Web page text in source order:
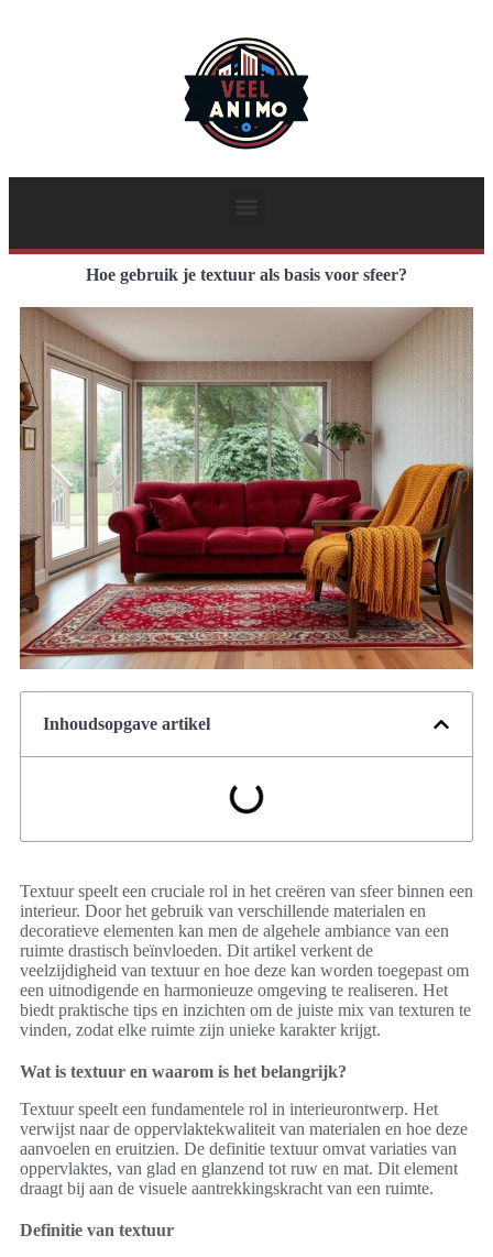
Hoe gebruik je textuur als basis voor sfeer?
Inhoudsopgave artikel
Textuur speelt een cruciale rol in het creëren van sfeer binnen een
interieur. Door het gebruik van verschillende materialen en
decoratieve elementen kan men de algehele ambiance van een
ruimte drastisch beïnvloeden. Dit artikel verkent de
veelzijdigheid van textuur en hoe deze kan worden toegepast om
een uitnodigende en harmonieuze omgeving te realiseren. Het
biedt praktische tips en inzichten om de juiste mix van texturen te
vinden, zodat elke ruimte zijn unieke karakter krijgt.
Wat is textuur en waarom is het belangrijk?
Textuur speelt een fundamentele rol in interieurontwerp. Het
verwijst naar de oppervlaktekwaliteit van materialen en hoe deze
aanvoelen en eruitzien. De definitie textuur omvat variaties van
oppervlaktes, van glad en glanzend tot ruw en mat. Dit element
draagt bij aan de visuele aantrekkingskracht van een ruimte.
Definitie van textuur